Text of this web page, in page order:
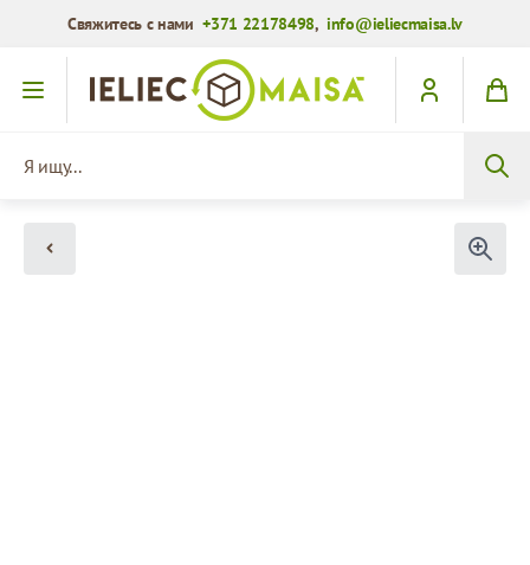
Свяжитесь с нами+371 22178498,info@ieliecmaisa.lv
Перейти к содержимому